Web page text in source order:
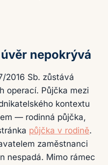
nepokrývá
2016 Sb. zůstává
operací. Půjčka mezi
kontextu
— rodinná půjčka,
půjčka v rodině.
zaměstnanci
nespadá. Mimo rámec